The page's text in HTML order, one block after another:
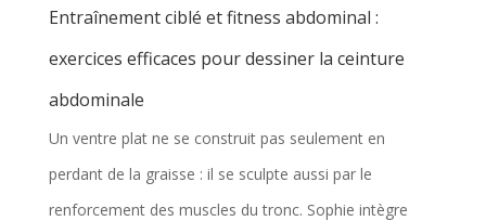
Entraînement ciblé et fitness abdominal :
exercices efficaces pour dessiner la ceinture
abdominale
Un ventre plat ne se construit pas seulement en
perdant de la graisse : il se sculpte aussi par le
renforcement des muscles du tronc. Sophie intègre